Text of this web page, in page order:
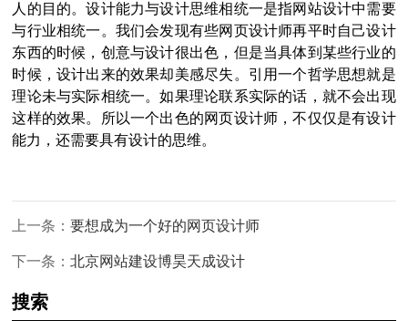
人的目的。设计能力与设计思维相统一是指网站设计中需要
与行业相统一。我们会发现有些网页设计师再平时自己设计
东西的时候，创意与设计很出色，但是当具体到某些行业的
时候，设计出来的效果却美感尽失。引用一个哲学思想就是
理论未与实际相统一。如果理论联系实际的话，就不会出现
这样的效果。所以一个出色的网页设计师，不仅仅是有设计
能力，还需要具有设计的思维。
上一条：要想成为一个好的网页设计师
下一条：北京网站建设博昊天成设计
搜索